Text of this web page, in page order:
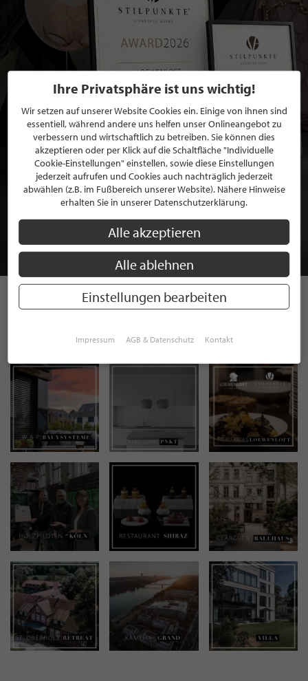
BEWERBEN SIE SICH FÜR EINE GRATIS
MITGLIEDSCHAFT BEI STILPUNKTE®
JETZT GRATIS BEWERBEN
INSTAGRAM
Ihre Privatsphäre ist uns wichtig!
Wir setzen auf unserer Website Cookies ein. Einige von ihnen sind
essentiell, während andere uns helfen unser Onlineangebot zu
verbessern und wirtschaftlich zu betreiben. Sie können dies
akzeptieren oder per Klick auf die Schaltfläche "Individuelle
Cookie-Einstellungen" einstellen, sowie diese Einstellungen
jederzeit aufrufen und Cookies auch nachträglich jederzeit
abwählen (z.B. im Fußbereich unserer Website). Nähere Hinweise
erhalten Sie in unserer Datenschutzerklärung.
Alle akzeptieren
Alle ablehnen
Einstellungen bearbeiten
Impressum AGB & Datenschutz Kontakt